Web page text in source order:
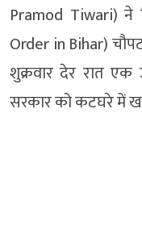
Pramod Tiwari) ने
Order in Bihar)
शुक्रवार देर रात एक
सरकार को कटघरे में